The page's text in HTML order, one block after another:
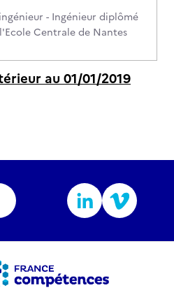
- Ingénieur diplômé
Centrale de Nantes
au 01/01/2019